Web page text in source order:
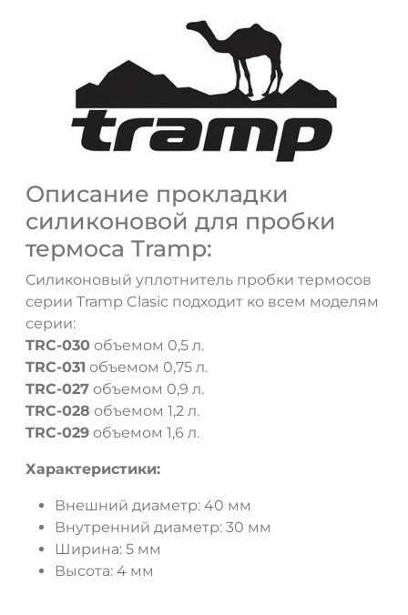
Описание прокладки
силиконовой для пробки
термоса Tramp:
Силиконовый уплотнитель пробки термосов
серии Tramp Clasic подходит ко всем моделям
серии:
TRC-030 объемом 0,5 л.
TRC-031 объемом 0,75 л.
TRC-027 объемом 0,9 л.
TRC-028 объемом 1,2 л.
TRC-029 объемом 1,6 л.
Характеристики:
Внешний диаметр: 40 мм
Внутренний диаметр: 30 мм
Ширина: 5 мм
Высота: 4 мм
ДА НЕТ